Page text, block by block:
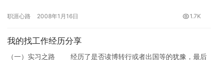
职涯心路 2008年1月16日 1.7K
我的找工作经历分享
（一）实习之路 经历了是否读博转行或者出国等的犹豫，最后